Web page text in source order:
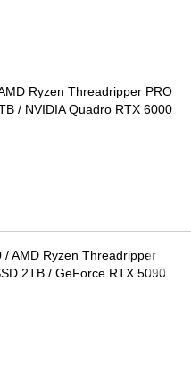
Ryzen Threadripper PRO
/ NVIDIA Quadro RTX 6000